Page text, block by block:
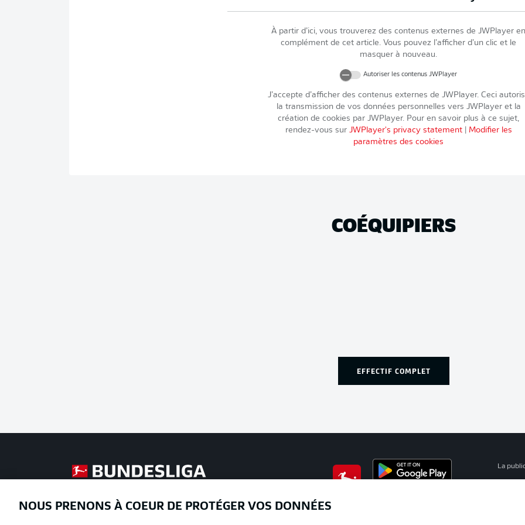
À partir d’ici, vous trouverez des contenus externes de JWPlayer en
complément de cet article. Vous pouvez l’afficher d’un clic et le
masquer à nouveau.
Autoriser les contenus JWPlayer
J’accepte d’afficher des contenus externes de JWPlayer. Ceci
la transmission de vos données personnelles vers JWPlayeret la
création de cookies par JWPlayer. Pour en savoir plus à ce sujet,
rendez-vous sur JWPlayer's privacy statement| Modifier les
paramètres des cookies
COÉQUIPIERS
EFFECTIF COMPLET
La
NOUS PRENONS À COEUR DE PROTÉGER VOS DONNÉES